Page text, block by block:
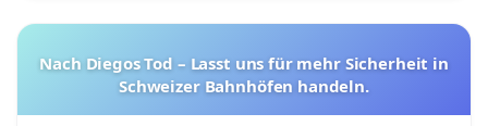
Spielrunde
e. oder anderer unvorhersehbarer Einwirkungen
Nach Diegos Tod – Lasst uns für mehr Sicherheit in
Schweizer Bahnhöfen handeln.